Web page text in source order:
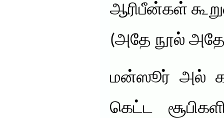
ஆரிபீன்கள்
(அதே நூல்
மன்ஸூர் அல்
கெட்ட